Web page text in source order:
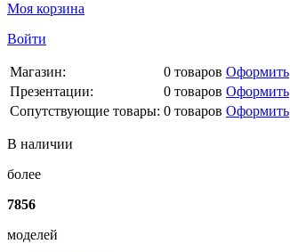
Моя корзина
Войти
Магазин: 0 товаров Оформить
Презентации:
0 товаров Оформить
Сопутствующие товары: 0 товаров Оформить
В наличии
более
7856
моделей